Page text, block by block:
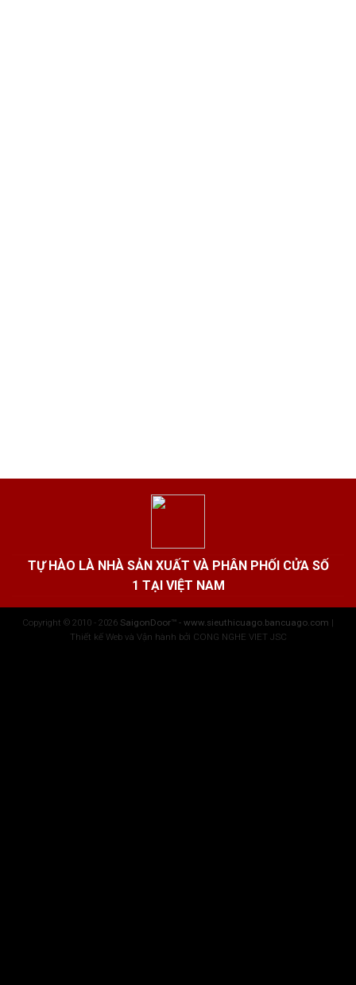
TỰ HÀO LÀ NHÀ SẢN XUẤT VÀ PHÂN PHỐI CỬA SỐ
1 TẠI VIỆT NAM
Copyright © 2010 - 2026 SaigonDoor™ - www.sieuthicuago.bancuago.com |
Thiết kế Web và Vận hành bởi CONG NGHE VIET JSC